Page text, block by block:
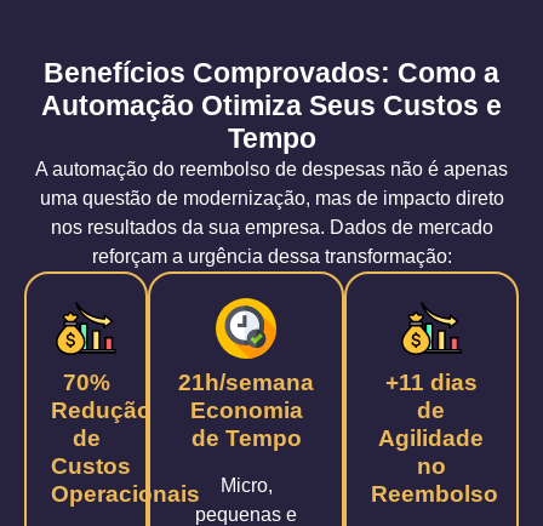
Benefícios Comprovados: Como a
Automação Otimiza Seus Custos e
Tempo
A automação do reembolso de despesas não é apenas
uma questão de modernização, mas de impacto direto
nos resultados da sua empresa. Dados de mercado
reforçam a urgência dessa transformação:
70%
Redução
de
Custos
Operacionais
21h/semana
Economia
de Tempo
Micro,
pequenas e
+11 dias
de
Agilidade
no
Reembolso